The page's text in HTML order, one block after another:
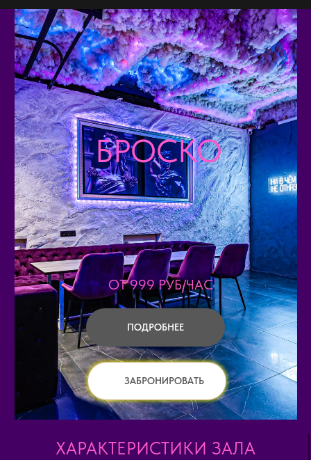
БРОСКО
ПОДРОБНЕЕ
ЗАБРОНИРОВАТЬ
ОТ 999 РУБ/ЧАС
ХАРАКТЕРИСТИКИ ЗАЛА